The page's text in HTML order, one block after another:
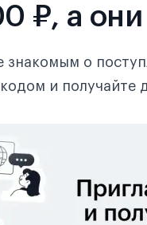
₽, а они
знакомым о
и получайте